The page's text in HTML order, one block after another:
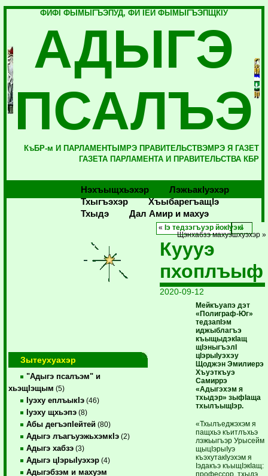
ФИФI ФЫМЫГЪЭПУД, ФИ IЕЙ ФЫМЫГЪЭПЩКIУ
АДЫГЭ
ПСАЛЪЭ
КъБР-м И ПАРЛАМЕНТЫМРЭ ПРАВИТЕЛЬСТВЭМРЭ Я ГАЗЕТ
ГАЗЕТА ПАРЛАМЕНТА И ПРАВИТЕЛЬСТВА КБР
Нэхъыщхьэхэр
Лэжьакlуэхэр
Тхыгъэхэр
Хъыбарегъащlэ
Тхыдэ
Дал Амир и махуэ
Зытеухуахэр
"Адыгэ псалъэм" и
хьэщIэщым (5)
Iуэху еплъыкIэ (46)
Iуэху щхьэпэ (8)
Абы дегъэпIейтей (80)
Адыгэ лъагъуэжьхэмкIэ (2)
Адыгэ хабзэ (3)
Адыгэ цIэрыIуэхэр (4)
Адыгэбзэм и махуэм
« Iэ тедзэгъуэр йокIуэкI
Щэнхабзэ махуэшхуэхэр »
Куууэ
пхоплъыф
2020-09-12
Мейкъуапэ дэт
«Полиграф-Юг»
тедзапIэм
иджыблагъэ
къыщыдэкIащ
щIэныгъэлI
цIэрыIуэхэу
Щоджэн Эмилиерэ
Хъуэткъуэ
Самиррэ
«Адыгэхэм я
тхыдэр» зыфIаща
тхылъыщIэр.
«Тхылъеджэхэм я
пащхьэ къитлъхьэ
лэжьыгъэр Урысейм
щыцIэрыIуэ
къэхутакIуэхэм я
Iэдакъэ къыщIэкIащ:
профессор, тхыдэ